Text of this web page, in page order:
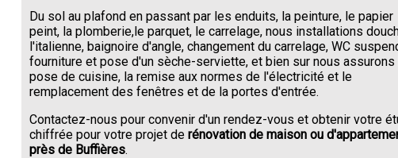
Du sol au plafond en passant par les enduits, la peinture, le papier
peint, la plomberie,le parquet, le carrelage, nous installations
l'italienne, baignoire d'angle, changement du carrelage, WC
fourniture et pose d'un sèche-serviette, et bien sur nous assurons
pose de cuisine, la remise aux normes de l'électricité et le
remplacement des fenêtres et de la portes d'entrée.
Contactez-nous pour convenir d'un rendez-vous et obtenir votre
chiffrée pour votre projet derénovation de maison ou
près de Buffières.